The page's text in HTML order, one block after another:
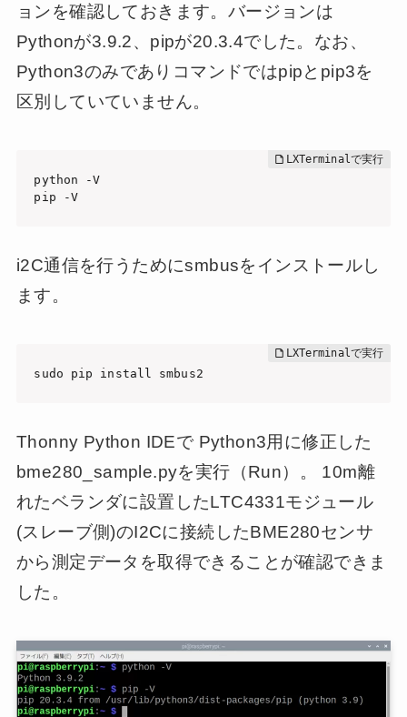
ョンを確認しておきます。バージョンは
Pythonが3.9.2、pipが20.3.4でした。なお、
Python3のみでありコマンドではpipとpip3を
区別していていません。
python -V
pip -V
i2C通信を行うためにsmbusをインストールし
ます。
sudo pip install smbus2
Thonny Python IDEで Python3用に修正した
bme280_sample.pyを実行（Run）。 10m離
れたベランダに設置したLTC4331モジュール
(スレーブ側)のI2Cに接続したBME280センサ
から測定データを取得できることが確認できま
した。